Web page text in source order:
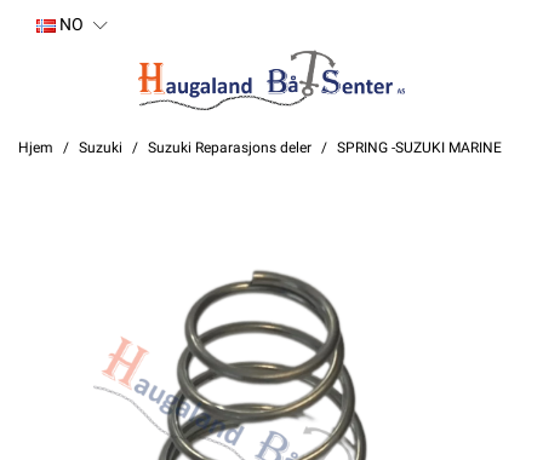
NO
Hjem Suzuki Suzuki Reparasjons deler SPRING -SUZUKI MARINE